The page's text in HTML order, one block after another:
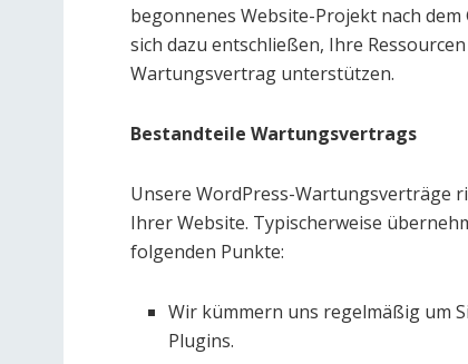
begonnenes Website-Projekt nach
sich dazu entschließen, Ihre
Wartungsvertrag unterstützen.
Bestandteile Wartungsvertrags
Unsere WordPress-Wartungsverträge
Ihrer Website. Typischerweise
folgenden Punkte:
Wir kümmern uns regelmäßig um
Plugins.